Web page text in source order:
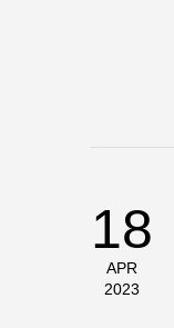
18
APR
2023